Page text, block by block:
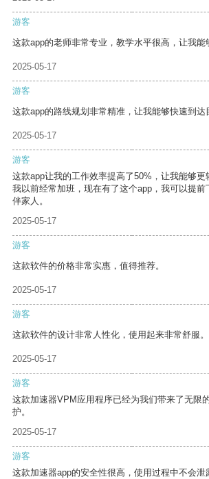
游客
这款app的老师非常专业，教学水平很高，让我能
2025-05-17
游客
这款app的路线规划非常精准，让我能够快速到达
2025-05-17
游客
这款app让我的工作效率提高了50%，让我能够更
我以前经常加班，现在有了这个app，我可以提
伴家人。
2025-05-17
游客
这款软件的价格非常实惠，值得推荐。
2025-05-17
游客
这款软件的设计非常人性化，使用起来非常舒服。
2025-05-17
游客
这款加速器VPM应用程序已经为我们带来了无限
护。
2025-05-17
游客
这款加速器app的安全性很高，使用过程中不会泄